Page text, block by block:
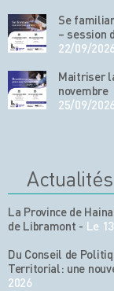
Se
– session
22/09/
Maitriser
novembre
25/09/
Actualités
La Province de
de Libramont - Le
Du Conseil de
Territorial: une
2026